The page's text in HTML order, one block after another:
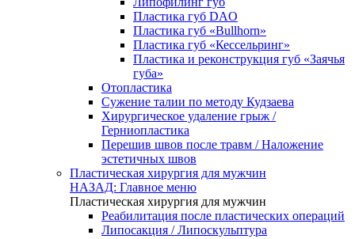
Пластика губ DAO
Пластика губ «Bullhorn»
Пластика губ «Кессельринг»
Пластика и реконструкция губ «Заячья
губа»
Отопластика
Сужение талии по методу Кудзаева
Хирургическое удаление грыж /
Герниопластика
Перешив швов после травм / Наложение
эстетичных швов
Пластическая хирургия для мужчин
НАЗАД: Главное меню
Пластическая хирургия для мужчин
Реабилитация после пластических операций
Липосакция / Липоскульптура